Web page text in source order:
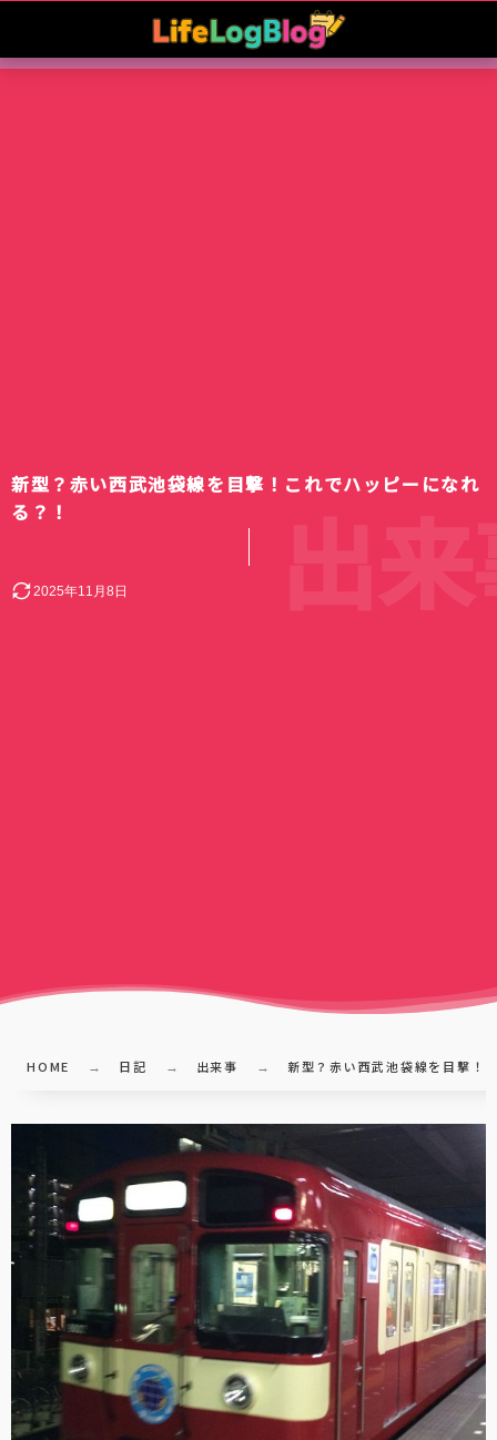
新型？赤い西武池袋線を目撃！これでハッピーになれ
る？！
2025年11月8日
HOME 日記 出来事 新型？赤い西武池袋線を目撃！